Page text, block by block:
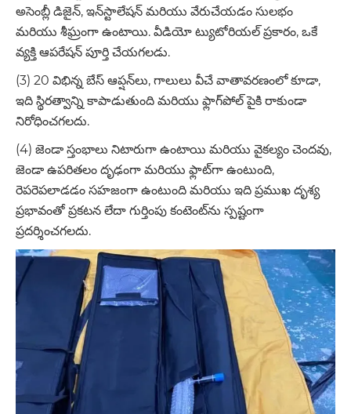
అసెంబ్లీ డిజైన్, ఇన్‌స్టాలేషన్ మరియు వేరుచేయడం సులభం
మరియు శీఘ్రంగా ఉంటాయి. వీడియో ట్యుటోరియల్ ప్రకారం, ఒకే
వ్యక్తి ఆపరేషన్ పూర్తి చేయగలడు.
(3) 20 విభిన్న బేస్ ఆప్షన్‌లు, గాలులు వీచే వాతావరణంలో కూడా,
ఇది స్థిరత్వాన్ని కాపాడుతుంది మరియు ఫ్లాగ్‌పోల్ పైకి రాకుండా
నిరోధించగలదు.
(4) జెండా స్తంభాలు నిటారుగా ఉంటాయి మరియు వైకల్యం చెందవు,
జెండా ఉపరితలం దృఢంగా మరియు ఫ్లాట్‌గా ఉంటుంది,
రెపరెపలాడడం సహజంగా ఉంటుంది మరియు ఇది ప్రముఖ దృశ్య
ప్రభావంతో ప్రకటన లేదా గుర్తింపు కంటెంట్‌ను స్పష్టంగా
ప్రదర్శించగలదు.